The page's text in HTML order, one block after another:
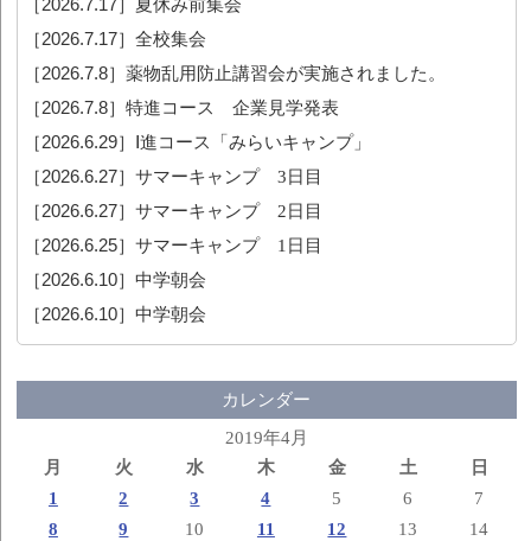
［2026.7.17］ 夏休み前集会
［2026.7.17］全校集会
［2026.7.8］薬物乱用防止講習会が実施されました。
［2026.7.8］特進コース 企業見学発表
［2026.6.29］ Ⅰ進コース「みらいキャンプ」
［2026.6.27］サマーキャンプ 3日目
［2026.6.27］サマーキャンプ 2日目
［2026.6.25］サマーキャンプ 1日目
［2026.6.10］中学朝会
［2026.6.10］中学朝会
カレンダー
2019年4月
月
火 水 木 金 土 日
1 2 3 4 5 6
7
8
9 10 11 12 13
14